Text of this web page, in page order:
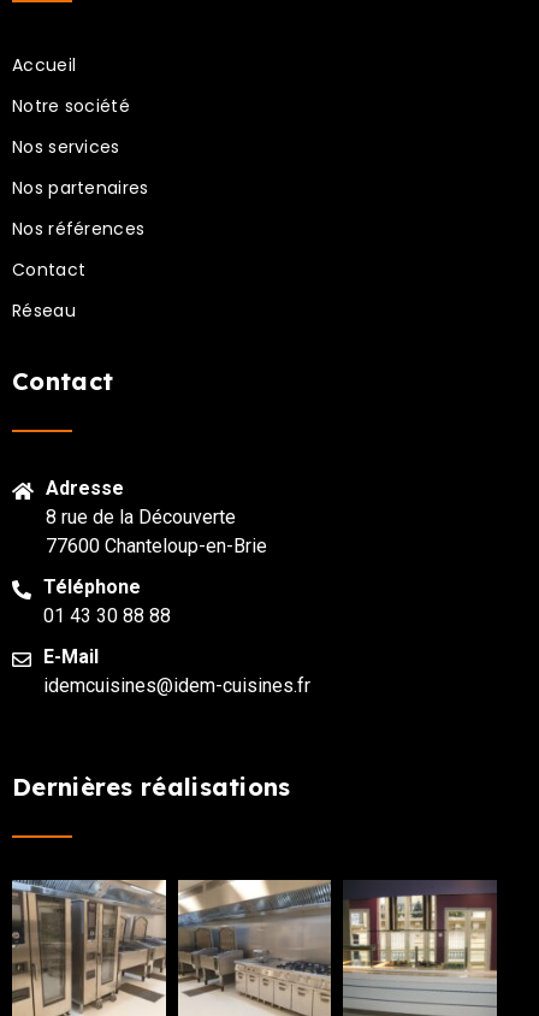
Accueil
Notre société
Nos services
Nos partenaires
Nos références
Contact
Réseau
Contact
Adresse
8 rue de la Découverte
77600 Chanteloup-en-Brie
Téléphone
01 43 30 88 88
E-Mail
idemcuisines@idem-cuisines.fr
Dernières réalisations